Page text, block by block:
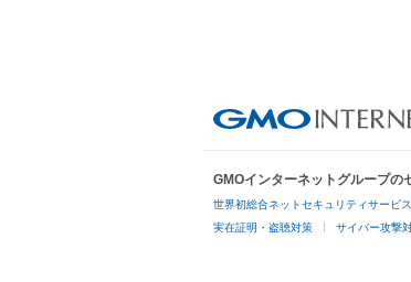
GMOインターネットグループの
世界初総合ネットセキュリティサービ
実在証明・盗聴対策 サイバー攻撃